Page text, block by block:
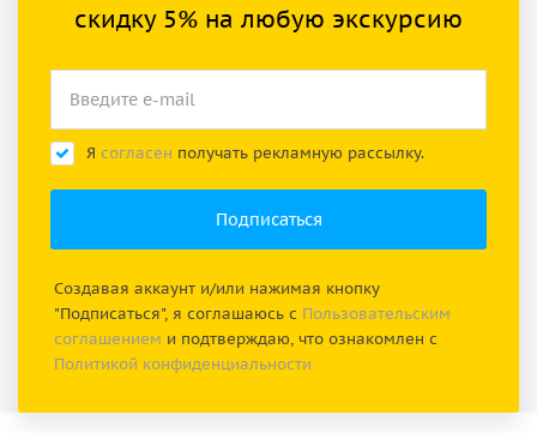
скидку 5% на любую экскурсию
Я согласен получать рекламную рассылку.
Создавая аккаунт и/или нажимая кнопку
"Подписаться", я соглашаюсь с Пользовательским
соглашением и подтверждаю, что ознакомлен с
Политикой конфиденциальности